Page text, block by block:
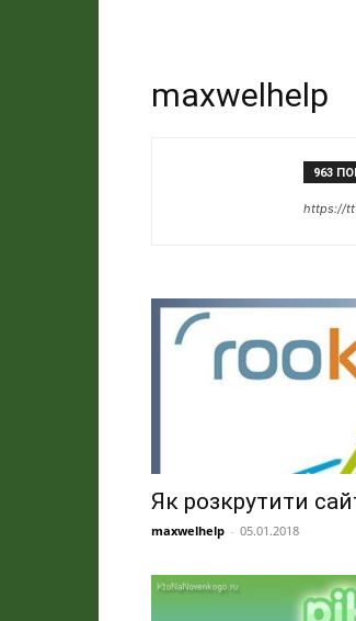
maxwelhelp
963
https://
Як розкрутити
maxwelhelp - 05.01.2018